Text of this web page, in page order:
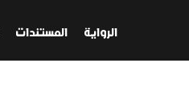
الرواية المستندات